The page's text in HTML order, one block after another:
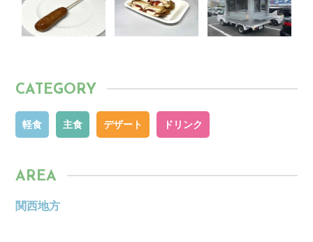
CATEGORY
軽食 主食 デザート ドリンク
AREA
関西地方